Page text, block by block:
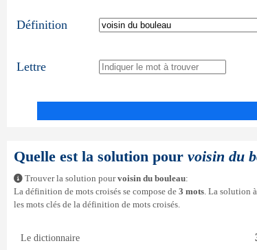
Définition
Lettre
Quelle est la solution pour voisin du
Trouver la solution pourvoisin du bouleau:
La définition de mots croisés se compose de 3 mots. La solution
les mots clés de la définition de mots croisés.
Le dictionnaire